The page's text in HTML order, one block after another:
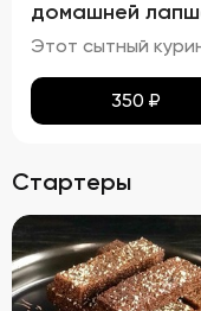
домашней
350 ₽
Стартеры